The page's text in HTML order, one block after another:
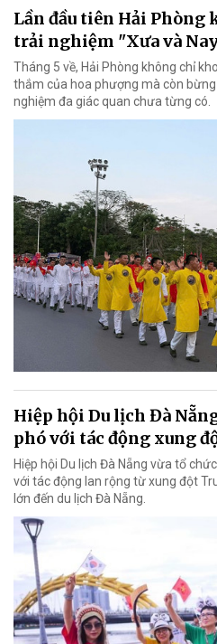
Lần đầu tiên Hải
trải nghiệm "Xưa và
Tháng 5 về, Hải Phòng không chỉ
thắm của hoa phượng mà còn
nghiệm đa giác quan chưa từng có.
Hiệp hội Du lịch Đà
phó với tác động xung
Hiệp hội Du lịch Đà Nẵng vừa tổ
với tác động lan rộng từ xung đột
lớn đến du lịch Đà Nẵng.